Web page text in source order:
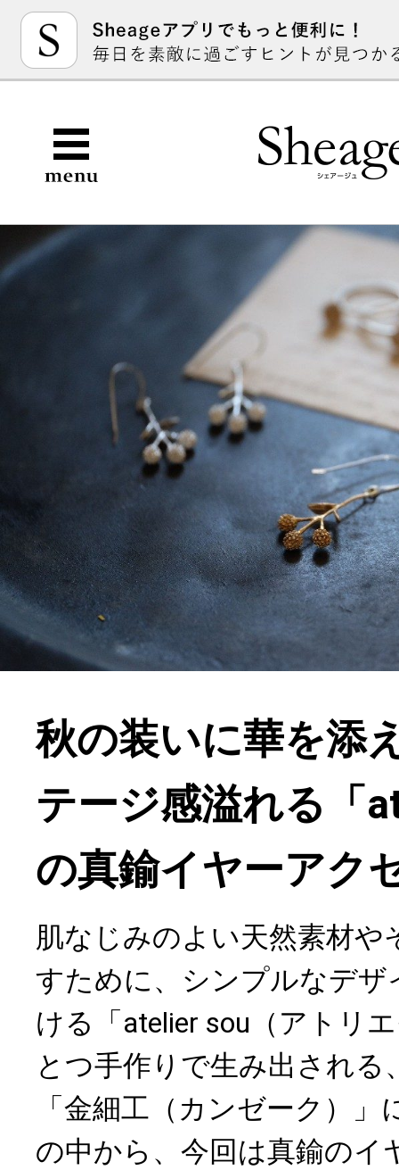
秋の装いに華を添
テージ感溢れる「
の真鍮イヤーアク
肌なじみのよい天然素材や
すために、シンプルなデザ
ける「atelier sou（アトリ
とつ手作りで生み出される
「金細工（カンゼーク）
の中から、今回は真鍮のイ